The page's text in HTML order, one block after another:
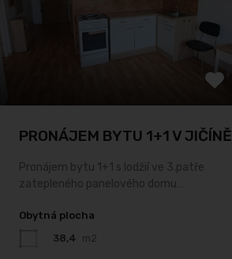
PRONÁJEM BYTU 1+1 V JIČÍNĚ
Pronájem bytu 1+1 s lodžií ve 3.patře
zatepleného panelového domu…
Obytná plocha
38,4 m2